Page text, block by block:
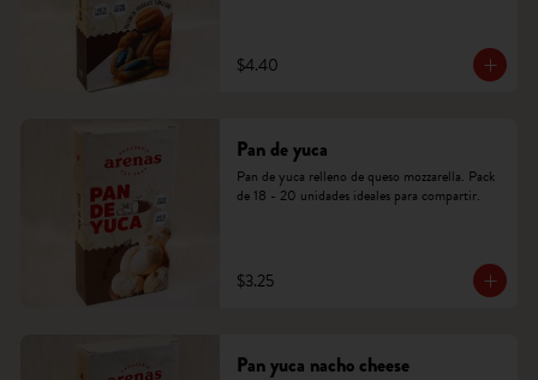
$4.40
Pan de yuca
Pan de yuca relleno de queso mozzarella. Pack
de 18 - 20 unidades ideales para compartir.
$3.25
Pan yuca nacho cheese